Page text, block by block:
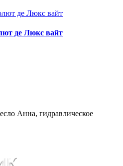
де Люкс вайт
Анна, гидравлическое